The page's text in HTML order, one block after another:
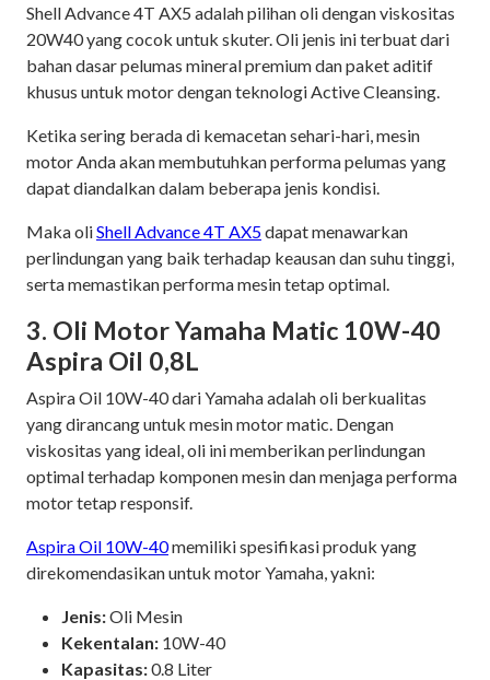
Shell Advance 4T AX5 adalah pilihan oli dengan viskositas
20W40 yang cocok untuk skuter. Oli jenis ini terbuat dari
bahan dasar pelumas mineral premium dan paket aditif
khusus untuk motor dengan teknologi Active Cleansing.
Ketika sering berada di kemacetan sehari-hari, mesin
motor Anda akan membutuhkan performa pelumas yang
dapat diandalkan dalam beberapa jenis kondisi.
Maka oliShell Advance 4T AX5dapat menawarkan
perlindungan yang baik terhadap keausan dan suhu tinggi,
serta memastikan performa mesin tetap optimal.
3. Oli Motor Yamaha Matic 10W-40
Aspira Oil 0,8L
Aspira Oil 10W-40 dari Yamaha adalah oli berkualitas
yang dirancang untuk mesin motor matic. Dengan
viskositas yang ideal, oli ini memberikan perlindungan
optimal terhadap komponen mesin dan menjaga performa
motor tetap responsif.
Aspira Oil 10W-40memiliki spesifikasi produk yang
direkomendasikan untuk motor Yamaha, yakni:
Jenis:Oli Mesin
Kekentalan: 10W-40
Kapasitas:0.8 Liter